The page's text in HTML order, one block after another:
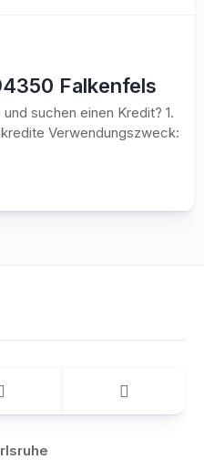
Falkenfels
suchen einen Kredit? 1.
Verwendungszweck: